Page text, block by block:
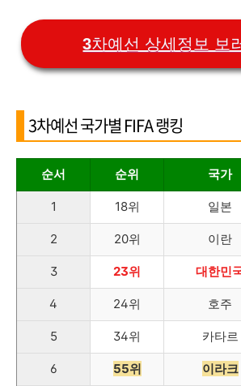
3차예선 상세정보 보
3차예선 국가별 FIFA 랭킹
순서 순위 국가
1 18위 일본
2 20위 이란
3 23위 대한민
4 24위 호주
5 34위 카타르
6 55위 이라크